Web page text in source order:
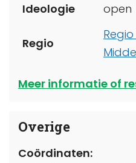
Ideologie open
Regio
Meer informatie of
Overige
Coördinaten: